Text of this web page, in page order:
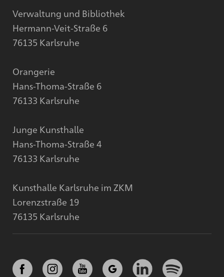
Verwaltung und Bibliothek
Hermann-Veit-Straße 6
76135 Karlsruhe
Orangerie
Hans-Thoma-Straße 6
76133 Karlsruhe
Junge Kunsthalle
Hans-Thoma-Straße 4
76133 Karlsruhe
Kunsthalle Karlsruhe im ZKM
Lorenzstraße 19
76135 Karlsruhe